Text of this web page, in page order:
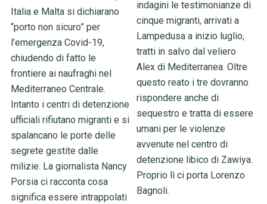
Italia e Malta si dichiarano
“porto non sicuro” per
l’emergenza Covid-19,
chiudendo di fatto le
frontiere ai naufraghi nel
Mediterraneo Centrale.
Intanto i centri di detenzione
ufficiali rifiutano migranti e si
spalancano le porte delle
segrete gestite dalle
milizie. La giornalista Nancy
Porsia ci racconta cosa
significa essere intrappolati
indagini le testimonianze di
cinque migranti, arrivati a
Lampedusa a inizio luglio,
tratti in salvo dal veliero
Alex di Mediterranea. Oltre
questo reato i tre dovranno
rispondere anche di
sequestro e tratta di essere
umani per le violenze
avvenute nel centro di
detenzione libico di Zawiya.
Proprio lì ci porta Lorenzo
Bagnoli.